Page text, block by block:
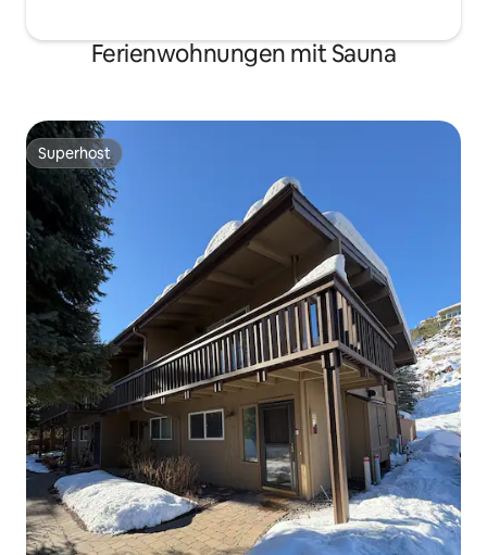
Ferienwohnungen mit Sauna
Superhost
Superhost